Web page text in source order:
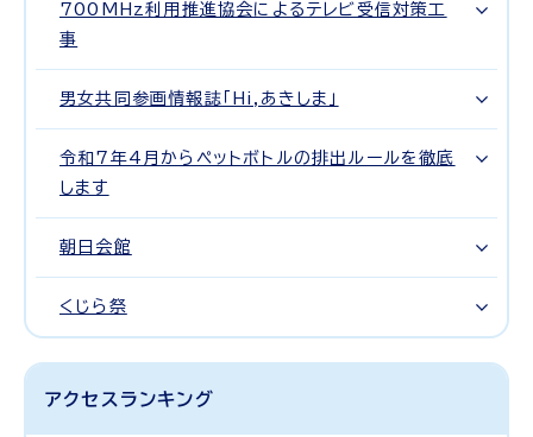
700MHz利用推進協会によるテレビ受信対策工
事
男女共同参画情報誌「Hi,あきしま」
令和7年4月からペットボトルの排出ルールを徹底
します
朝日会館
くじら祭
アクセスランキング